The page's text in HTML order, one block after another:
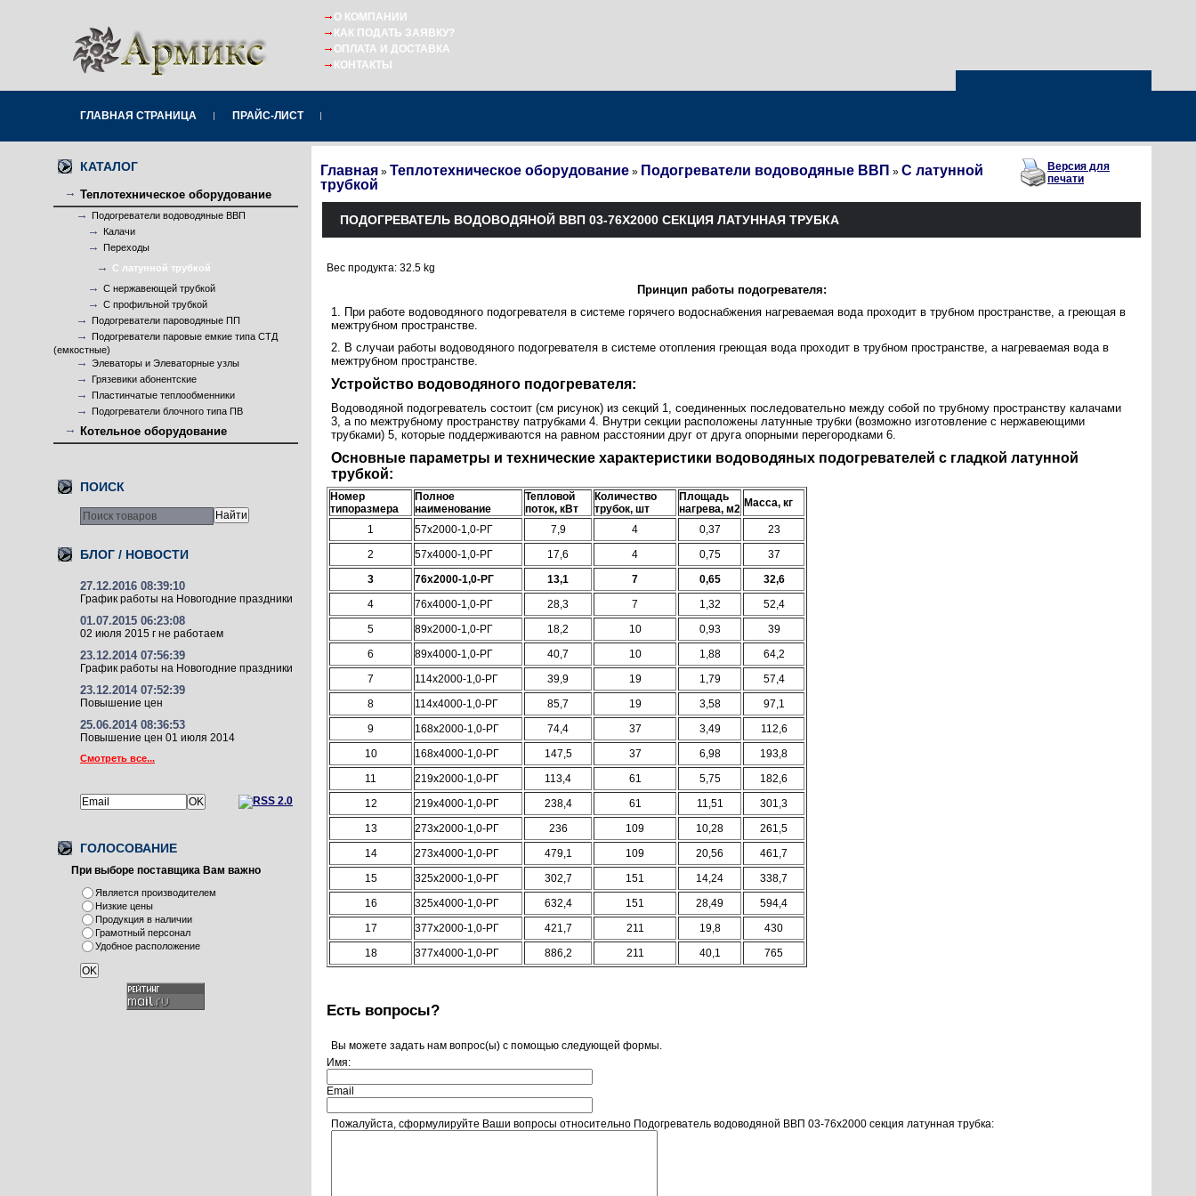
О КОМПАНИИ
КАК ПОДАТЬ ЗАЯВКУ?
ОПЛАТА И ДОСТАВКА
КОНТАКТЫ
ГЛАВНАЯ СТРАНИЦА ПРАЙС-ЛИСТ
КАТАЛОГ
Теплотехническое оборудование
Подогреватели водоводяные ВВП
Калачи
Переходы
С латунной трубкой
С нержавеющей трубкой
С профильной трубкой
Подогреватели пароводяные ПП
Подогреватели паровые емкие типа СТД
(емкостные)
Элеваторы и Элеваторные узлы
Грязевики абонентские
Пластинчатые теплообменники
Подогреватели блочного типа ПВ
Котельное оборудование
ПОИСК
БЛОГ / НОВОСТИ
27.12.2016 08:39:10
График работы на Новогодние праздники
01.07.2015 06:23:08
02 июля 2015 г не работаем
23.12.2014 07:56:39
График работы на Новогодние праздники
23.12.2014 07:52:39
Повышение цен
25.06.2014 08:36:53
Повышение цен 01 июля 2014
Смотреть все...
ГОЛОСОВАНИЕ
При выборе поставщика Вам важно
Является производителем
Низкие цены
Продукция в наличии
Грамотный персонал
Удобное расположение
Главная » Теплотехническое оборудование » Подогреватели водоводяные ВВП » С латунной
трубкой
Версия для
печати
ПОДОГРЕВАТЕЛЬ ВОДОВОДЯНОЙ ВВП 03-76Х2000 СЕКЦИЯ ЛАТУННАЯ ТРУБКА
Вес продукта: 32.5 kg
Принцип работы подогревателя:
1. При работе водоводяного подогревателя в системе горячего водоснабжения нагреваемая вода проходит в трубном пространстве, а греющая в
межтрубном пространстве.
2. В случаи работы водоводяного подогревателя в системе отопления греющая вода проходит в трубном пространстве, а нагреваемая вода в
межтрубном пространстве.
Устройство водоводяного подогревателя:
Водоводяной подогреватель состоит (см рисунок) из секций 1, соединенных последовательно между собой по трубному пространству калачами
3, а по межтрубному пространству патрубками 4. Внутри секции расположены латунные трубки (возможно изготовление с нержавеющими
трубками) 5, которые поддерживаются на равном расстоянии друг от друга опорными перегородками 6.
Основные параметры и технические характеристики водоводяных подогревателей с гладкой латунной
трубкой:
Номер
типоразмера
Полное
наименование
Тепловой
поток, кВт
Количество
трубок, шт
Площадь
нагрева, м2 Масса, кг
1 57х2000-1,0-РГ 7,9 4 0,37
23
2
57х4000-1,0-РГ 17,6 4 0,75
37
3
76х2000-1,0-РГ 13,1 7 0,65
32,6
4
76х4000-1,0-РГ 28,3 7 1,32
52,4
5
89х2000-1,0-РГ 18,2 10 0,93
39
6
89х4000-1,0-РГ 40,7 10 1,88
64,2
7
114х2000-1,0-РГ 39,9 19 1,79
57,4
8
114х4000-1,0-РГ 85,7 19 3,58
97,1
9
168х2000-1,0-РГ 74,4 37 3,49
112,6
10
168х4000-1,0-РГ 147,5 37 6,98
193,8
11
219х2000-1,0-РГ 113,4 61 5,75
182,6
12
219х4000-1,0-РГ 238,4 61 11,51
301,3
13
273х2000-1,0-РГ 236 109 10,28
261,5
14
273х4000-1,0-РГ 479,1 109 20,56
461,7
15
325х2000-1,0-РГ 302,7 151 14,24
338,7
16
325х4000-1,0-РГ 632,4 151 28,49
594,4
17
377х2000-1,0-РГ 421,7 211 19,8
430
18
377х4000-1,0-РГ 886,2 211 40,1 765
Есть вопросы?
Вы можете задать нам вопрос(ы) с помощью следующей формы.
Имя:
Email
Пожалуйста, сформулируйте Ваши вопросы относительно Подогреватель водоводяной ВВП 03-76х2000 секция латунная трубка: